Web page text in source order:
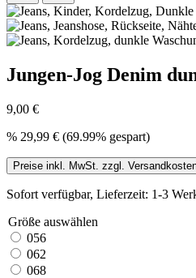
Jungen-Jog Denim
9,00 €
% 29,99 € (69.99% gespart)
Preise inkl. MwSt. zzgl.
Sofort verfügbar, Lieferzeit: 1-3
Größe auswählen
056
062
068